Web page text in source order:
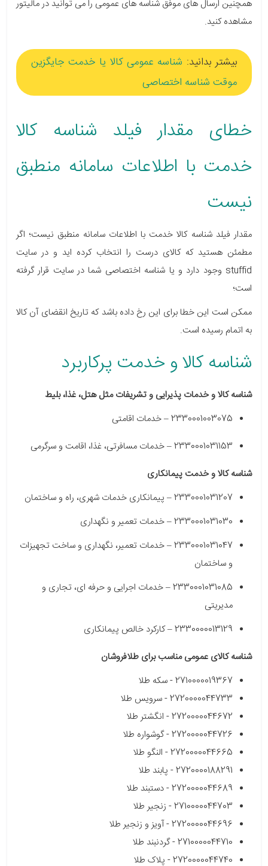
همچنین ارسال های موفق شناسه های عمومی را می توانید در مالیتور
مشاهده کنید.
بیشتر بدانید: شناسه عمومی کالا یا خدمت جایگزین
موقت شناسه اختصاصی
خطای مقدار فیلد شناسه کالا
خدمت با اطلاعات سامانه منطبق
نیست
مقدار فیلد شناسه کالا خدمت با اطلاعات سامانه منطبق نیست؛ اگر
مطمئن هستید که کالای درست را انتخاب کرده اید و در سایت
stuffid وجود دارد و یا شناسه اختصاصی شما در سایت قرار گرفته
است؛
ممکن است این خطا برای این رخ داده باشد که تاریخ انقضای آن کالا
به اتمام رسیده است.
شناسه کالا و خدمت پرکاربرد
شناسه کالا و خدمات پذیرایی و تشریفات مثل هتل، غذا، بلیط
2330001003075 – خدمات اقامتی
2330001031153 – خدمات مسافرتی، غذا، اقامت و سرگرمی
شناسه کالا و خدمت پیمانکاری
2330001031207 – پیمانکاری خدمات شهری، راه و ساختمان
2330001031030 – خدمات تعمیر و نگهداری
2330001031047 – خدمات تعمیر، نگهداری و ساخت تجهیزات
و ساختمان
2330001031085 – خدمات اجرایی و حرفه ای، تجاری و
مدیریتی
2330000013129 – کارکرد خالص پیمانکاری
شناسه کالای عمومی مناسب برای طلافروشان
2710000019367 - سکه طلا
2720000044733 - سرویس طلا
2720000044672 - انگشتر طلا
2720000044726 - گوشواره طلا
2720000044665 - النگو طلا
2720000188291 - پابند طلا
2720000044689 - دستبند طلا
2710000044703 - زنجیر طلا
2720000044696 - آویز و زنجیر طلا
2710000044710 - گردنبند طلا
2720000044740 - پلاک طلا